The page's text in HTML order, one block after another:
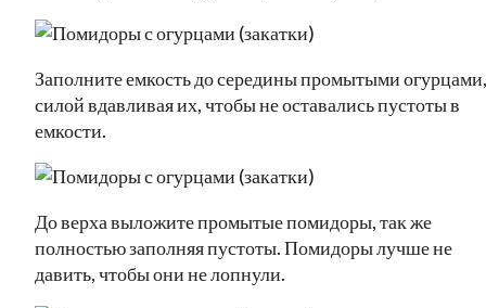
Заполните емкость до середины промытыми
силой вдавливая их, чтобы не оставались пустоты в
емкости.
До верха выложите промытые помидоры, так же
полностью заполняя пустоты. Помидоры лучше не
давить, чтобы они не лопнули.